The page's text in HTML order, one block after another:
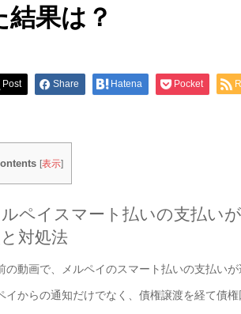
結果は？
Post Share Hatena Pocket
[表示]
ルペイスマート払いの支払い
対処法
の動画で、メルペイのスマート払いの支払い
イからの通知だけでなく、債権譲渡を経て債